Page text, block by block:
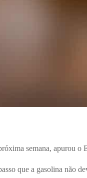
semana, apurou o
que a gasolina não